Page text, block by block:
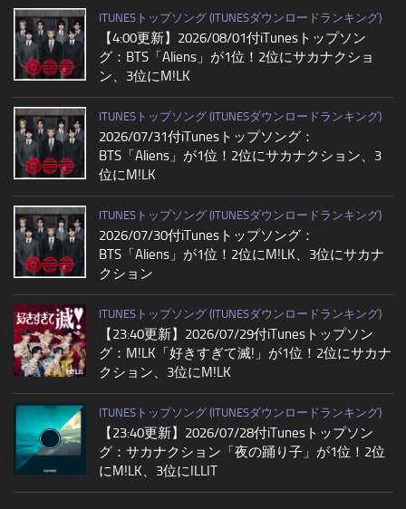
ITUNESトップソング (ITUNESダウンロードランキング)
【4:00更新】2026/08/01付iTunesトップソン
グ：BTS「Aliens」が1位！2位にサカナクショ
ン、3位にM!LK
ITUNESトップソング (ITUNESダウンロードランキング)
2026/07/31付iTunesトップソング：
BTS「Aliens」が1位！2位にサカナクション、3
位にM!LK
ITUNESトップソング (ITUNESダウンロードランキング)
2026/07/30付iTunesトップソング：
BTS「Aliens」が1位！2位にM!LK、3位にサカナ
クション
ITUNESトップソング (ITUNESダウンロードランキング)
【23:40更新】2026/07/29付iTunesトップソン
グ：M!LK「好きすぎて滅!」が1位！2位にサカナ
クション、3位にM!LK
ITUNESトップソング (ITUNESダウンロードランキング)
【23:40更新】2026/07/28付iTunesトップソン
グ：サカナクション「夜の踊り子」が1位！2位
にM!LK、3位にILLIT